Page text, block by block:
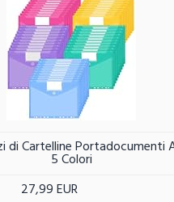
di Cartelline Portadocumenti
5 Colori
27,99 EUR